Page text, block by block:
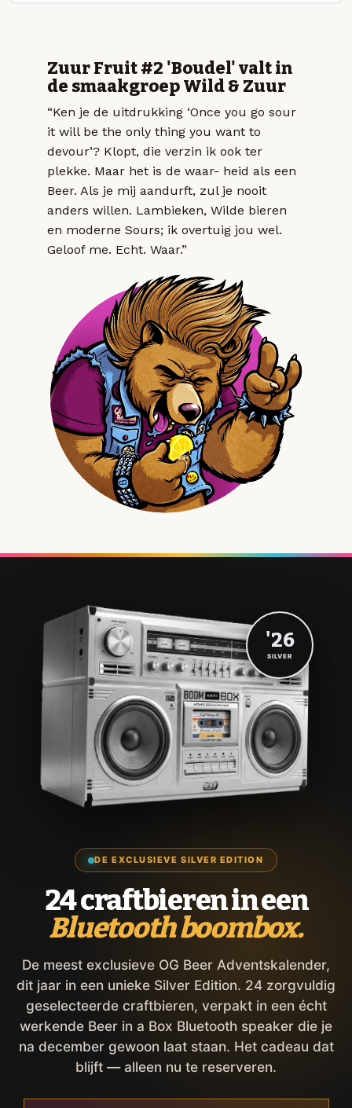
Zuur Fruit #2 'Boudel' valt in
de smaakgroep Wild & Zuur
“Ken je de uitdrukking ‘Once you go sour
it will be the only thing you want to
devour’? Klopt, die verzin ik ook ter
plekke. Maar het is de waar- heid als een
Beer. Als je mij aandurft, zul je nooit
anders willen. Lambieken, Wilde bieren
en moderne Sours; ik overtuig jou wel.
Geloof me. Echt. Waar.”
DE EXCLUSIEVE SILVER EDITION
24 craftbieren in een
Bluetooth boombox.
De meest exclusieve OG Beer Adventskalender,
dit jaar in een unieke Silver Edition. 24 zorgvuldig
geselecteerde craftbieren, verpakt in een écht
werkende Beer in a Box Bluetooth speaker die je
na december gewoon laat staan. Het cadeau dat
blijft — alleen nu te reserveren.
'26
SILVER